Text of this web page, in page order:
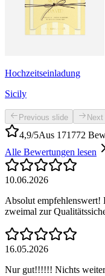
Hochzeitseinladung
Sicily
Previous slide
4,9/5Aus 171772
Alle Bewertungen lesen
10.06.2026
Absolut empfehlenswert!
zweimal zur
16.05.2026
Nur gut!!!!!! Nichts weiter